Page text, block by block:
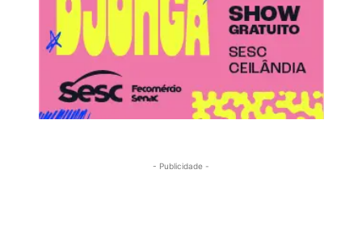
- Publicidade -